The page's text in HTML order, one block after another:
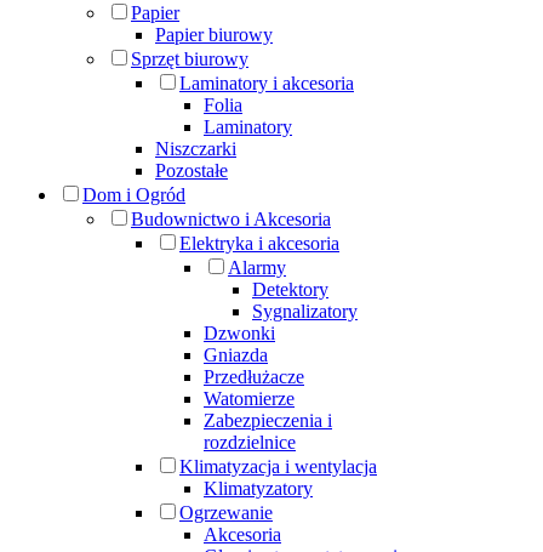
Papier
Papier biurowy
Sprzęt biurowy
Laminatory i akcesoria
Folia
Laminatory
Niszczarki
Pozostałe
Dom i Ogród
Budownictwo i Akcesoria
Elektryka i akcesoria
Alarmy
Detektory
Sygnalizatory
Dzwonki
Gniazda
Przedłużacze
Watomierze
Zabezpieczenia i
rozdzielnice
Klimatyzacja i wentylacja
Klimatyzatory
Ogrzewanie
Akcesoria